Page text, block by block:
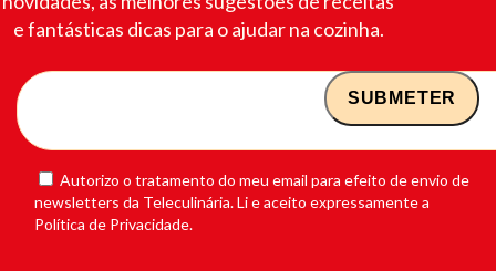
e fantásticas dicas para o ajudar na cozinha.
Autorizo o tratamento do meu email para efeito de envio de
newsletters da Teleculinária. Li e aceito expressamente a
Política de Privacidade.